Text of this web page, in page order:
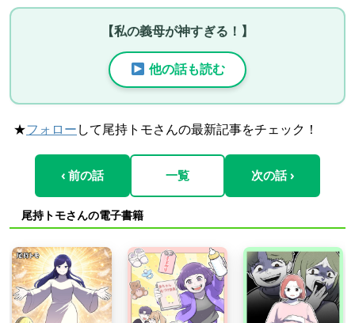
【私の義母が神すぎる！】
他の話も読む
★フォロー して尾持トモさんの最新記事をチェック！
‹ 前の話 一覧 次の話 ›
尾持トモさんの電子書籍